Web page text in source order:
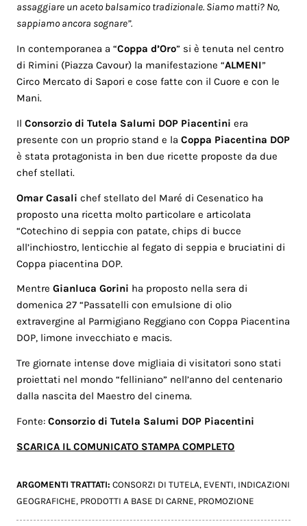
assaggiare un aceto balsamico tradizionale. Siamo matti? No,
sappiamo ancora sognare”.
In contemporanea a “Coppa d’Oro” si è tenuta nel centro
di Rimini (Piazza Cavour) la manifestazione “ALMENI”
Circo Mercato di Sapori e cose fatte con il Cuore e con le
Mani.
IlConsorzio di Tutela Salumi DOP Piacentini era
presente con un proprio stand e laCoppa Piacentina DOP
è stata protagonista in ben due ricette proposte da due
chef stellati.
Omar Casali chef stellato del Maré di Cesenatico ha
proposto una ricetta molto particolare e articolata
“Cotechino di seppia con patate, chips di bucce
all’inchiostro, lenticchie al fegato di seppia e bruciatini di
Coppa piacentina DOP.
MentreGianluca Gorini ha proposto nella sera di
domenica 27 “Passatelli con emulsione di olio
extravergine al Parmigiano Reggiano con Coppa Piacentina
DOP, limone invecchiato e macis.
Tre giornate intense dove migliaia di visitatori sono stati
proiettati nel mondo “felliniano” nell’anno del centenario
dalla nascita del Maestro del cinema.
Fonte:Consorzio di Tutela Salumi DOP Piacentini
SCARICA IL COMUNICATO STAMPA COMPLETO
ARGOMENTI TRATTATI:CONSORZI DI TUTELA, EVENTI, INDICAZIONI
GEOGRAFICHE, PRODOTTI A BASE DI CARNE, PROMOZIONE